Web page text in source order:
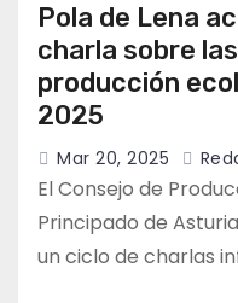
Pola de Lena
charla sobre
producción
2025
Mar 20, 2025
El Consejo de
Principado de
un ciclo de charlas